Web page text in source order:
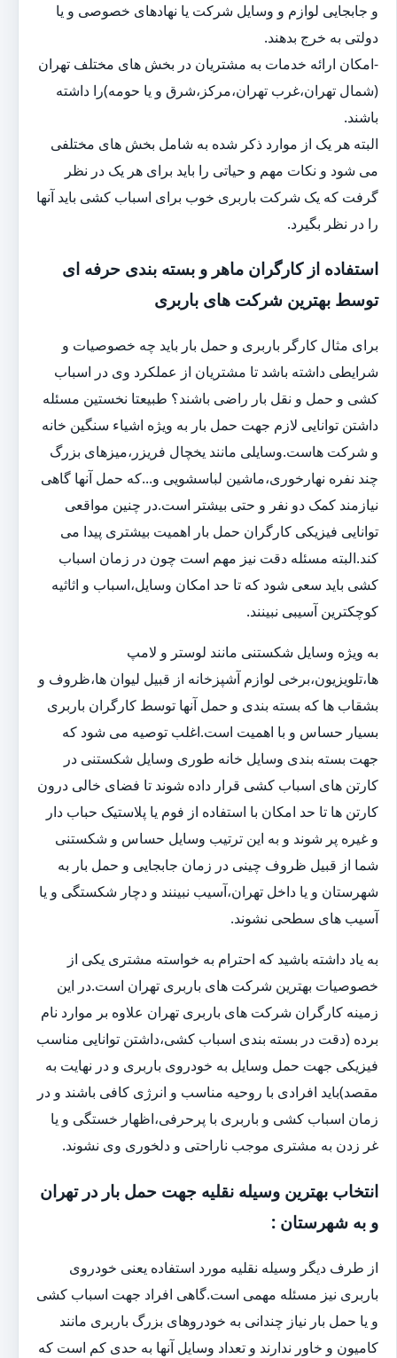
و جابجایی لوازم و وسایل شرکت یا نهادهای خصوصی و یا
دولتی به خرج بدهند.
-امکان ارائه خدمات به مشتریان در بخش های مختلف تهران
(شمال تهران،غرب تهران،مرکز،شرق و یا حومه)را داشته
باشند.
البته هر یک از موارد ذکر شده به شامل بخش های مختلفی
می شود و نکات مهم و حیاتی را باید برای هر یک در نظر
گرفت که یک شرکت باربری خوب برای اسباب کشی باید آنها
را در نظر بگیرد.
استفاده از کارگران ماهر و بسته بندی حرفه ای
توسط بهترین شرکت های باربری
برای مثال کارگر باربری و حمل بار باید چه خصوصیات و
شرایطی داشته باشد تا مشتریان از عملکرد وی در اسباب
کشی و حمل و نقل بار راضی باشند؟ طبیعتا نخستین مسئله
داشتن توانایی لازم جهت حمل بار به ویژه اشیاء سنگین خانه
و شرکت هاست.وسایلی مانند یخچال فریزر،میزهای بزرگ
چند نفره نهارخوری،ماشین لباسشویی و...که حمل آنها گاهی
نیازمند کمک دو نفر و حتی بیشتر است.در چنین مواقعی
توانایی فیزیکی کارگران حمل بار اهمیت بیشتری پیدا می
کند.البته مسئله دقت نیز مهم است چون در زمان اسباب
کشی باید سعی شود که تا حد امکان وسایل،اسباب و اثاثیه
کوچکترین آسیبی نبینند.
به ویژه وسایل شکستنی مانند لوستر و لامپ
ها،تلویزیون،برخی لوازم آشپزخانه از قبیل لیوان ها،ظروف و
بشقاب ها که بسته بندی و حمل آنها توسط کارگران باربری
بسیار حساس و با اهمیت است.اغلب توصیه می شود که
جهت بسته بندی وسایل خانه طوری وسایل شکستنی در
کارتن های اسباب کشی قرار داده شوند تا فضای خالی درون
کارتن ها تا حد امکان با استفاده از فوم یا پلاستیک حباب دار
و غیره پر شوند و به این ترتیب وسایل حساس و شکستنی
شما از قبیل ظروف چینی در زمان جابجایی و حمل بار به
شهرستان و یا داخل تهران،آسیب نبینند و دچار شکستگی و یا
آسیب های سطحی نشوند.
به یاد داشته باشید که احترام به خواسته مشتری یکی از
خصوصیات بهترین شرکت های باربری تهران است.در این
زمینه کارگران شرکت های باربری تهران علاوه بر موارد نام
برده (دقت در بسته بندی اسباب کشی،داشتن توانایی مناسب
فیزیکی جهت حمل وسایل به خودروی باربری و در نهایت به
مقصد)باید افرادی با روحیه مناسب و انرژی کافی باشند و در
زمان اسباب کشی و باربری با پرحرفی،اظهار خستگی و یا
غر زدن به مشتری موجب ناراحتی و دلخوری وی نشوند.
انتخاب بهترین وسیله نقلیه جهت حمل بار در تهران
و به شهرستان :
از طرف دیگر وسیله نقلیه مورد استفاده یعنی خودروی
باربری نیز مسئله مهمی است.گاهی افراد جهت اسباب کشی
و یا حمل بار نیاز چندانی به خودروهای بزرگ باربری مانند
کامیون و خاور ندارند و تعداد وسایل آنها به حدی کم است که